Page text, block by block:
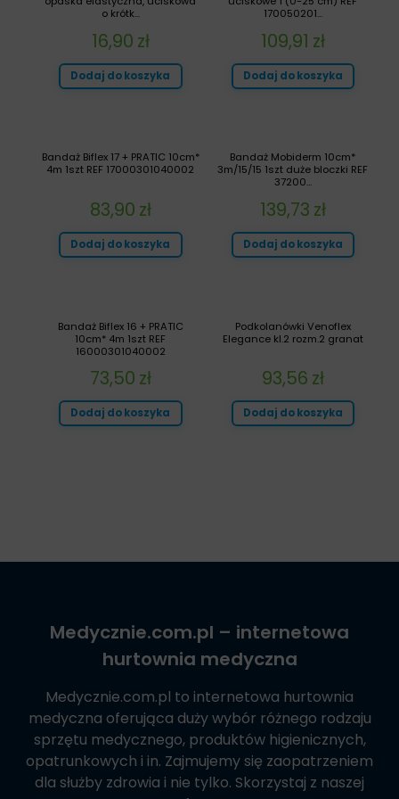
170050201...
109,91 zł
Dodaj do koszyka
o krótk...
16,90 zł
Dodaj do koszyka
Bandaż Mobiderm 10cm*
3m/15/15 1szt duże bloczki REF
37200...
139,73 zł
Dodaj do koszyka
Bandaż Biflex 17 + PRATIC 10cm*
4m 1szt REF 17000301040002
83,90 zł
Dodaj do koszyka
Podkolanówki Venoflex
Elegance kl.2 rozm.2 granat
93,56 zł
Dodaj do koszyka
Bandaż Biflex 16 + PRATIC
10cm* 4m 1szt REF
16000301040002
73,50 zł
Dodaj do koszyka
Medycznie.com.pl – internetowa
hurtownia medyczna
Medycznie.com.pl to internetowa hurtownia
medyczna oferująca duży wybór różnego rodzaju
sprzętu medycznego, produktów higienicznych,
opatrunkowych i in. Zajmujemy się zaopatrzeniem
dla służby zdrowia i nie tylko. Skorzystaj z naszej